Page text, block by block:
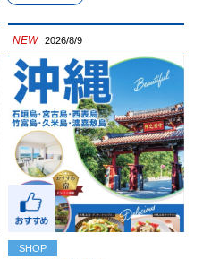
NEW 2026/8/9
SHOP